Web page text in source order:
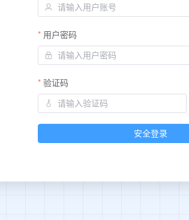
用户密码
验证码
安全登录